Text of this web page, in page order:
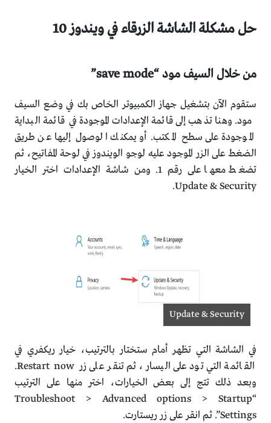
حل مشكلة الشاشة الزرقاء في ويندوز 10
من خلال السيف مود “save mode”
ستقوم الآن بتشغيل جهاز الكمبيوتر الخاص بك في وضع السيف
مود. وهنا تذهب إلى قائمة الإعدادات الموجودة في قائمة البداية
الموجودة على سطح المكتب. أو يمكنك الوصول إليها عن طريق
الضغط على الزر الموجود عليه لوجو الويندوز في لوحة المفاتيح، ثم
تضغط معها على رقم 1. ومن شاشة الإعدادات اختر الخيار
Update & Security.
Update & Security
في الشاشة التي تظهر أمام ستختار بالترتيب، خيار ريكفري في
القائمة التي تود على اليسار، ثم تنقر على زر Restart now.
وبعد ذلك تتج إلى بعض الخيارات، اختر منها على الترتيب
“Troubleshoot > Advanced options > Startup
Settings”. ثم انقر على زر ريستارت.